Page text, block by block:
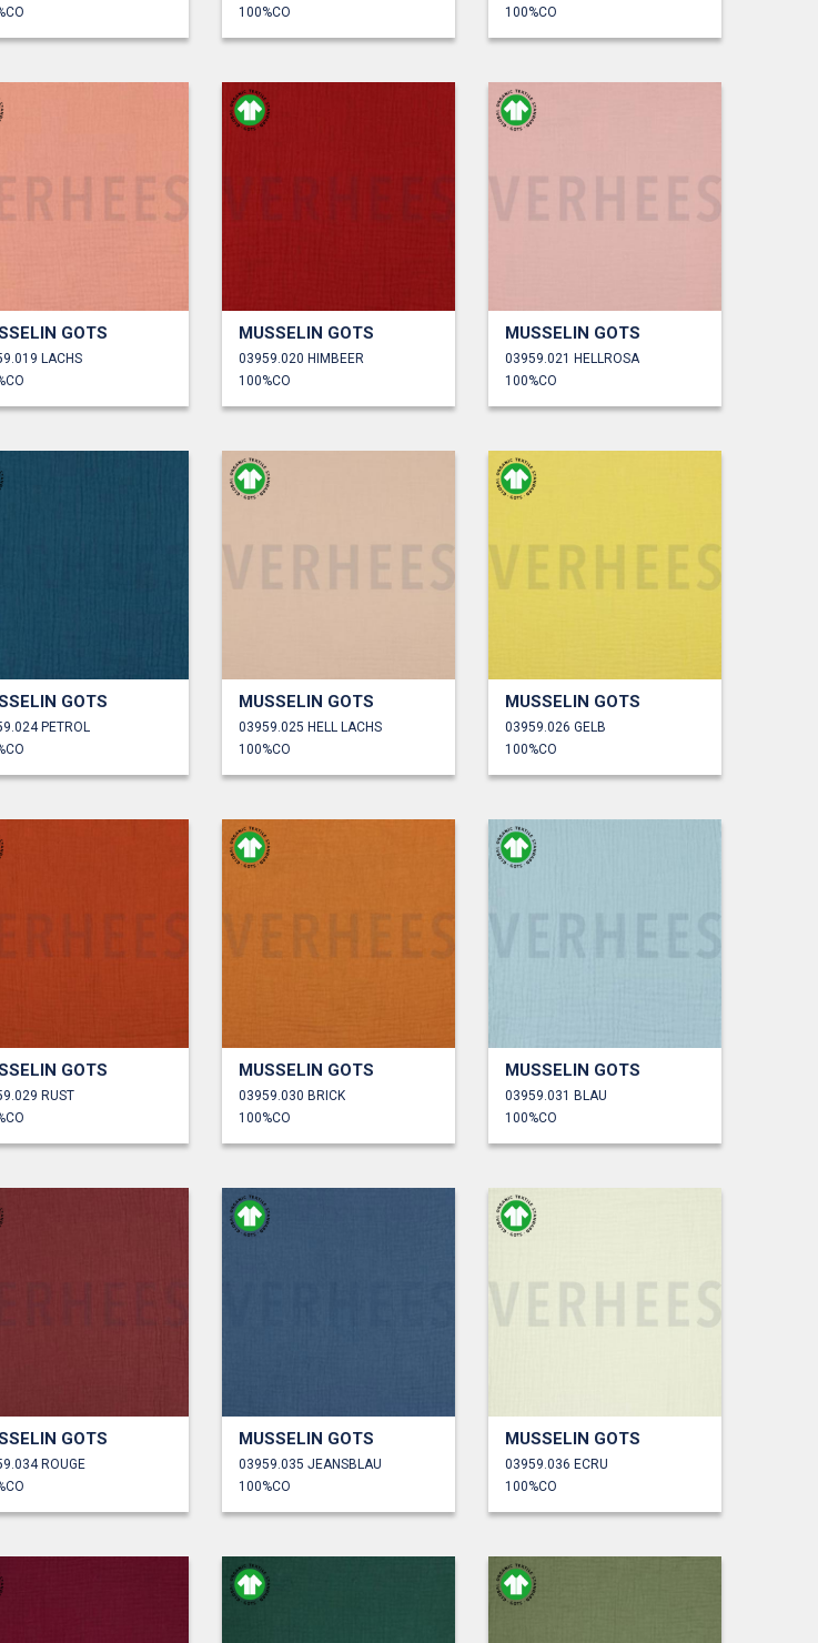
100%CO
100%CO
GOTS
LACHS
MUSSELIN GOTS
03959.020 HIMBEER
100%CO
MUSSELIN GOTS
03959.021 HELLROSA
100%CO
GOTS
PETROL
MUSSELIN GOTS
03959.025 HELL LACHS
100%CO
MUSSELIN GOTS
03959.026 GELB
100%CO
GOTS
RUST
MUSSELIN GOTS
03959.030 BRICK
100%CO
MUSSELIN GOTS
03959.031 BLAU
100%CO
GOTS
ROUGE
MUSSELIN GOTS
03959.035 JEANSBLAU
100%CO
MUSSELIN GOTS
03959.036 ECRU
100%CO